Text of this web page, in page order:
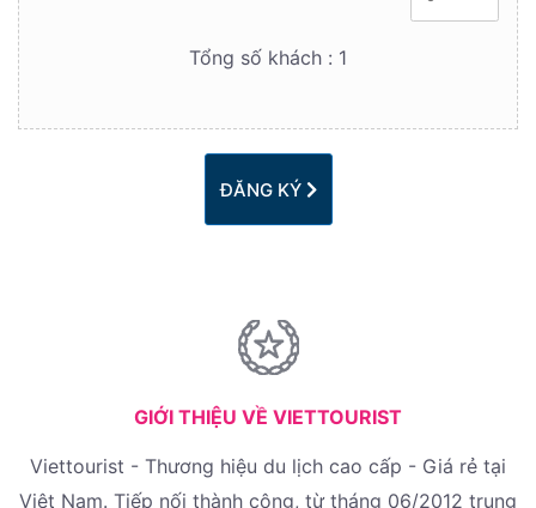
Tổng số khách : 1
ĐĂNG KÝ
GIỚI THIỆU VỀ VIETTOURIST
Viettourist - Thương hiệu du lịch cao cấp - Giá rẻ tại
Việt Nam. Tiếp nối thành công, từ tháng 06/2012 trung